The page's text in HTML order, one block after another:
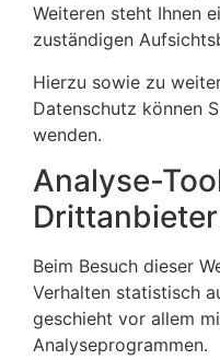
Weiteren steht Ihnen
zuständigen
Hierzu sowie zu
Datenschutz können
wenden.
Analyse-
Beim Besuch dieser
Verhalten statistisch
geschieht vor allem
Analyseprogrammen.